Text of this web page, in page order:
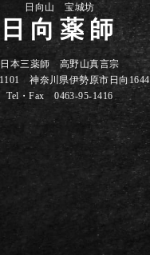
日向山 宝城坊
日向薬師
日本三薬師 高野山真言宗
神奈川県伊勢原市日向1644
Tel・Fax 0463-95-1416